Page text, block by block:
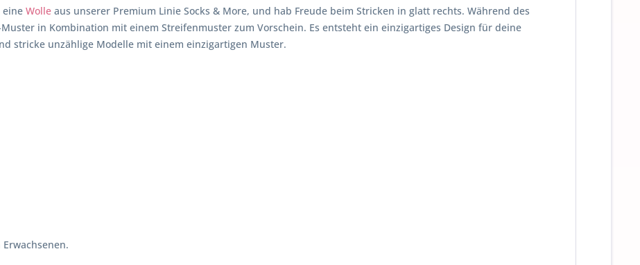
eine Wolle aus unserer Premium Linie Socks & More, und hab Freude beim Stricken in glatt rechts. Während des
in Kombination mit einem Streifenmuster zum Vorschein. Es entsteht ein einzigartiges Design für deine
stricke unzählige Modelle mit einem einzigartigen Muster.